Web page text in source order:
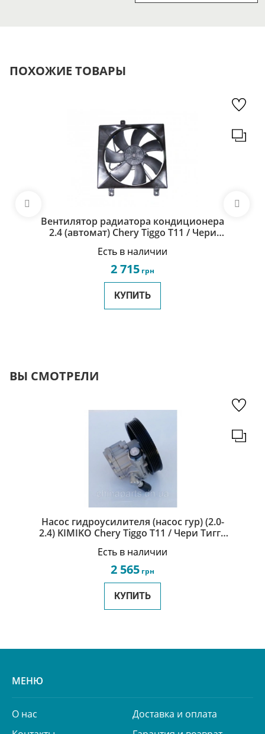
ПОХОЖИЕ ТОВАРЫ
Вентилятор радиатора кондиционера
2.4 (автомат) Chery Tiggo Т11 / Чери
Есть в наличии
2 715 грн
КУПИТЬ
ВЫ СМОТРЕЛИ
Насос гидроусилителя (насос гур) (2.0-
2.4) KIMIKO Chery Tiggo Т11 / Чери Тигго
Есть в наличии
2 565 грн
КУПИТЬ
МЕНЮ
О нас
Доставка и оплата